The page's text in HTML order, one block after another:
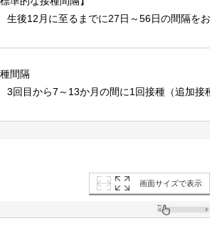
生後12月に至るまでに27日～56日の間隔をお
間隔
3回目から7～13か月の間に1回接種（追加接種
画面サイズで表示